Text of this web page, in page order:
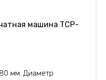
машина TCP-
мм. Диаметр